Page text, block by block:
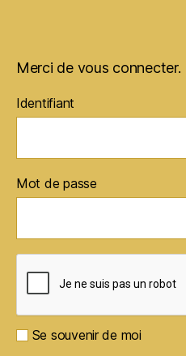
Merci de vous connecter.
Identifiant
Mot de passe
Se souvenir de moi